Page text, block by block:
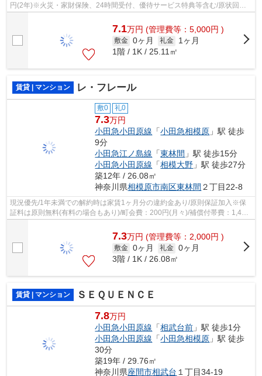
円(2年)※火災・家財保険、24時間受付、優待サービス特典等含む/原状回復
費用：83,600円(ご契約時)
7.1万円 (管理費等：5,000円 )
敷金 0ヶ月 礼金
1ヶ月
1階 / 1K / 25.11㎡
賃貸 | マンション レ・フレール
敷0 礼0
7.3万円
小田急小田原線 「小田急相模原 」駅 徒歩
9分
小田急江ノ島線 「東林間 」駅 徒歩15分
小田急小田原線 「相模大野 」駅 徒歩27分
築12年 / 26.08㎡
神奈川県相模原市南区東林間 ２丁目22-8
現況優先/1年未満での解約時は家賃1ヶ月分の違約金あり/原則保証加入※保
証料は原則無料(有料の場合もあり)/町会費：200円(月々)/補償付帯費：1,430
円(月々)/
7.3万円 (管理費等：2,000円 )
敷金 0ヶ月 礼金 0ヶ月
3階 / 1K / 26.08㎡
賃貸 | マンション ＳＥＱＵＥＮＣＥ
7.8万円
小田急小田原線 「相武台前 」駅 徒歩1分
小田急小田原線 「小田急相模原 」駅 徒歩
30分
築19年 / 29.76㎡
神奈川県座間市相武台 １丁目34-19